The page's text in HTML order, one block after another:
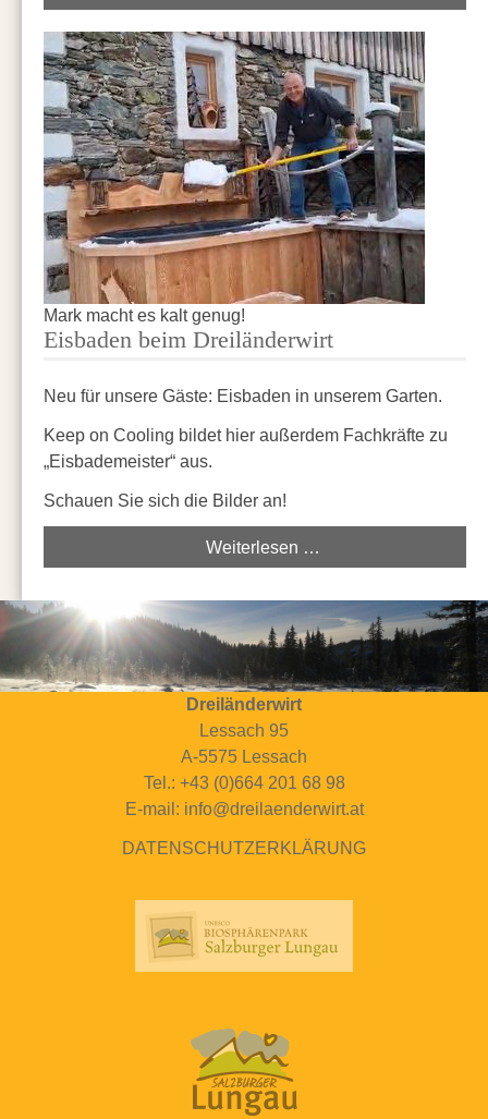
Mark macht es kalt genug!
Eisbaden beim Dreiländerwirt
Neu für unsere Gäste: Eisbaden in unserem Garten.
Keep on Cooling bildet hier außerdem Fachkräfte zu
„Eisbademeister“ aus.
Schauen Sie sich die Bilder an!
Weiterlesen …
Dreiländerwirt
Lessach 95
A-5575 Lessach
Tel.: +43 (0)664 201 68 98
E-mail: info@dreilaenderwirt.at
DATENSCHUTZERKLÄRUNG